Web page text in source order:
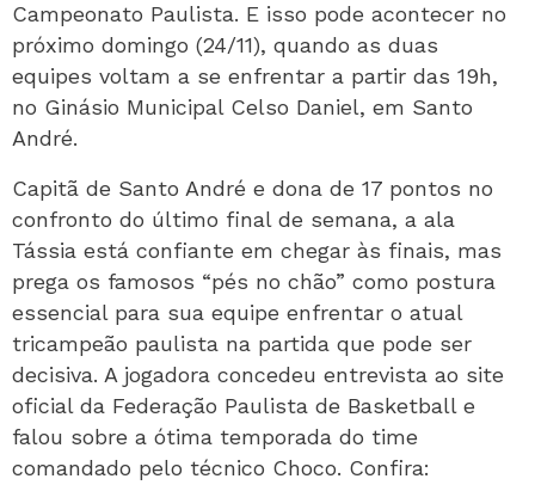
Campeonato Paulista. E isso pode acontecer no
próximo domingo (24/11), quando as duas
equipes voltam a se enfrentar a partir das 19h,
no Ginásio Municipal Celso Daniel, em Santo
André.
Capitã de Santo André e dona de 17 pontos no
confronto do último final de semana, a ala
Tássia está confiante em chegar às finais, mas
prega os famosos “pés no chão” como postura
essencial para sua equipe enfrentar o atual
tricampeão paulista na partida que pode ser
decisiva. A jogadora concedeu entrevista ao site
oficial da Federação Paulista de Basketball e
falou sobre a ótima temporada do time
comandado pelo técnico Choco. Confira: